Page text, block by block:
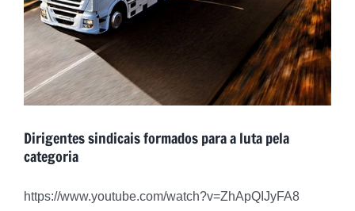
Dirigentes sindicais formados para a luta pela
categoria
https://www.youtube.com/watch?v=ZhApQIJyFA8